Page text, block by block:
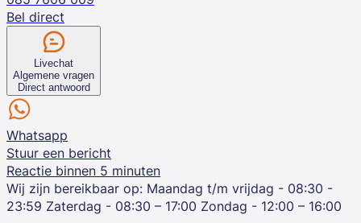
Bel direct
Livechat
Algemene vragen
Direct antwoord
Whatsapp
Stuur een bericht
Reactie binnen 5 minuten
Wij zijn bereikbaar op: Maandag t/m vrijdag - 08:30 -
23:59 Zaterdag - 08:30 – 17:00 Zondag - 12:00 – 16:00